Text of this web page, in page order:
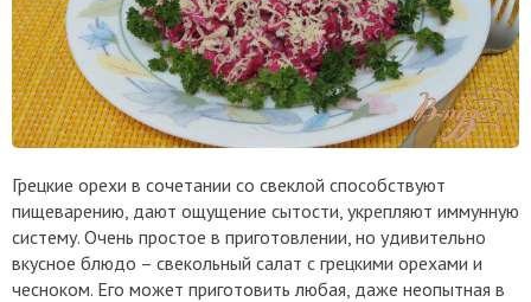
Грецкие орехи в сочетании со свеклой способствуют
пищеварению, дают ощущение сытости, укрепляют иммунную
систему. Очень простое в приготовлении, но удивительно
вкусное блюдо – свекольный салат с грецкими орехами и
чесноком. Его может приготовить любая, даже неопытная в